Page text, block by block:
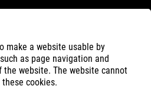
make a website usable by
as page navigation and
the website. The website cannot
cookies.
Materials Cordura upper